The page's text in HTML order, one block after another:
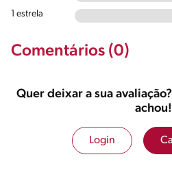
1 estrela
Comentários (0)
Quer deixar a sua
achou!
Login